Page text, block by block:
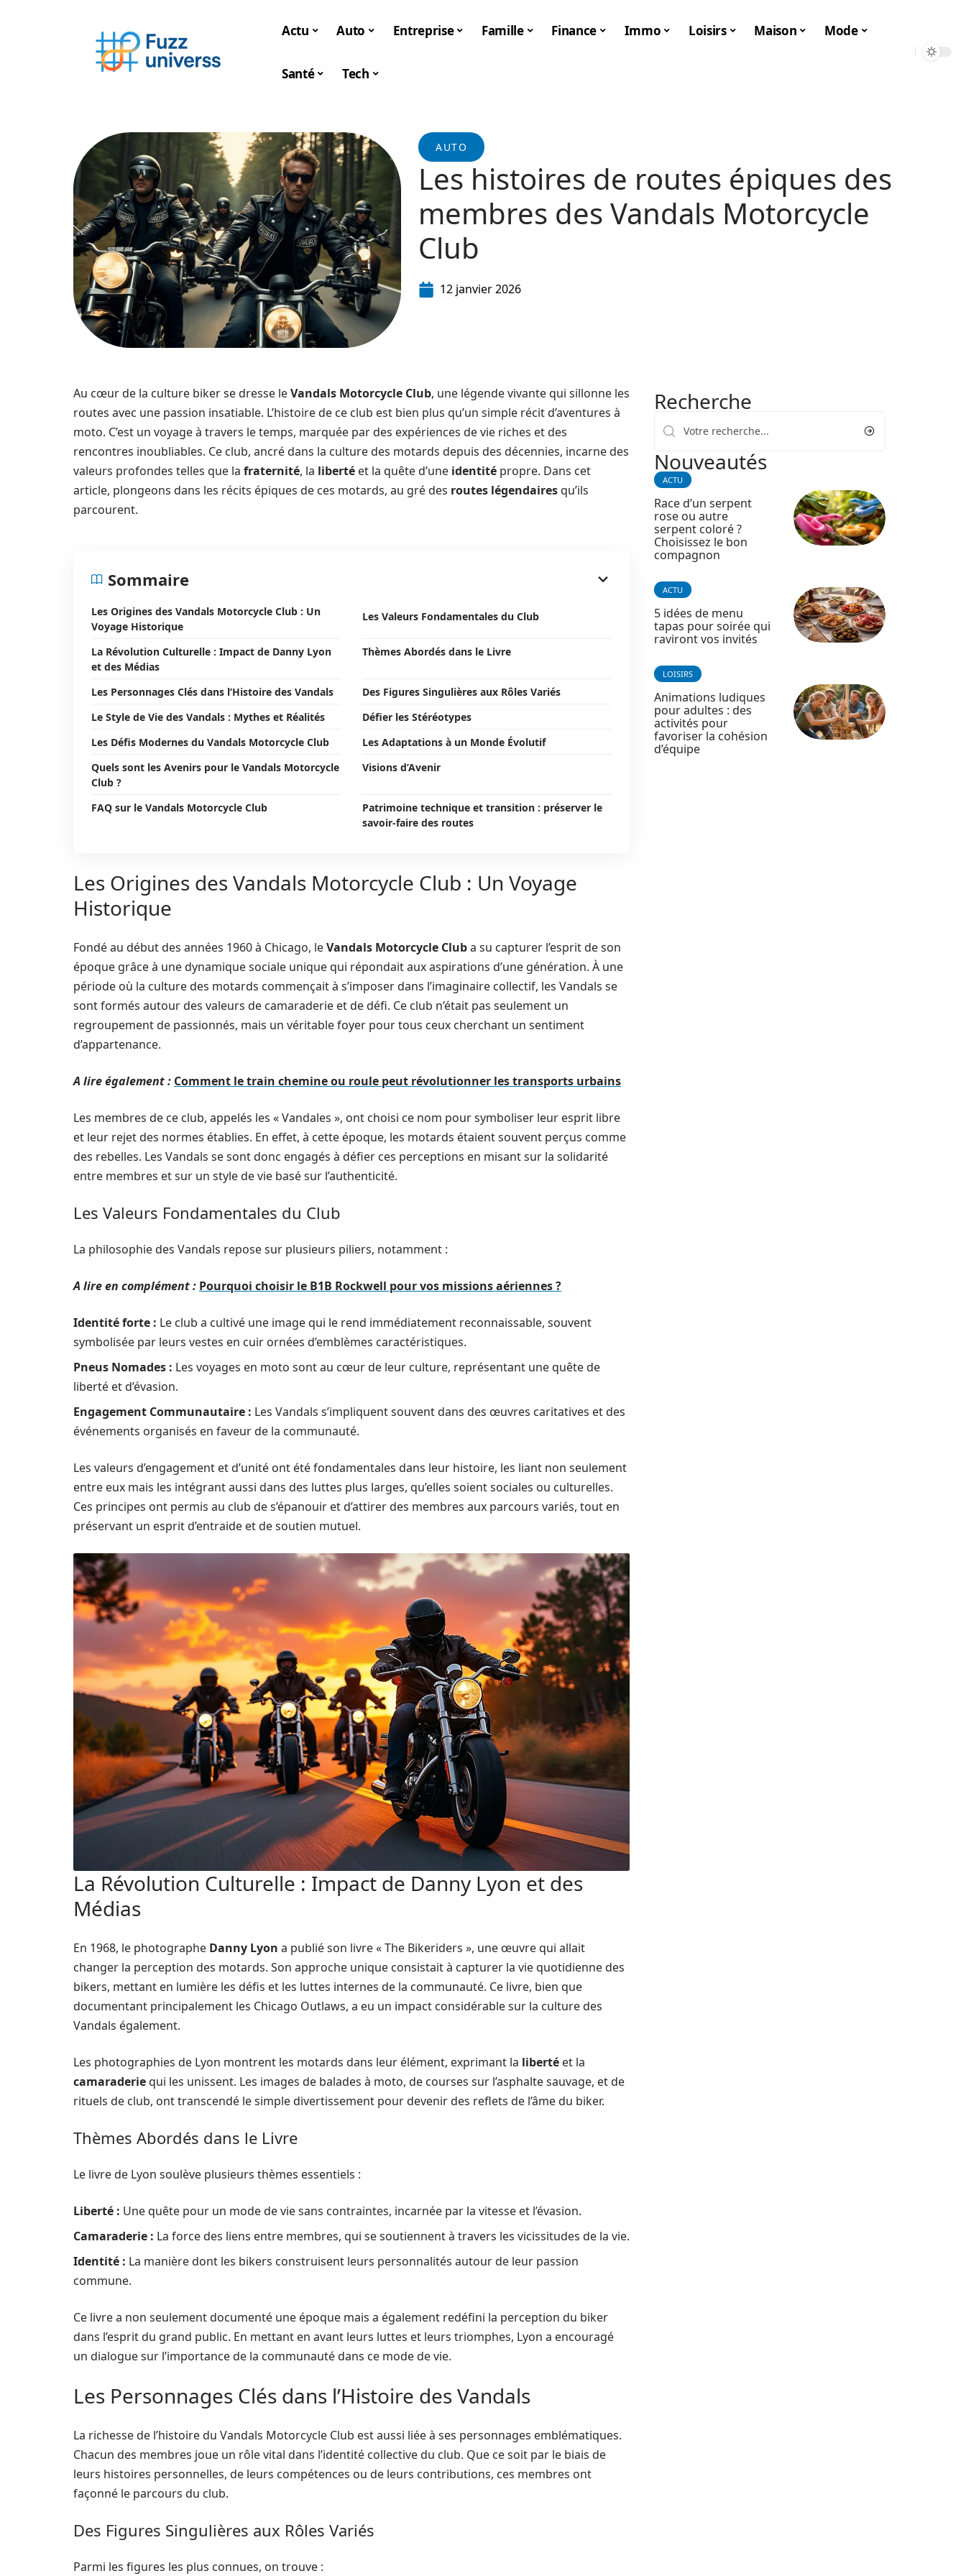
Actu Auto Entreprise Famille Finance Immo Loisirs Maison Mode
Santé Tech
AUTO
Les histoires de routes épiques des
membres des Vandals Motorcycle
Club
12 janvier 2026
Au cœur de la culture biker se dresse leVandals Motorcycle Club, une légende vivante qui sillonne les
routes avec une passion insatiable. L’histoire de ce club est bien plus qu’un simple récit d’aventures à
moto. C’est un voyage à travers le temps, marquée par des expériences de vie riches et des
rencontres inoubliables. Ce club, ancré dans la culture des motards depuis des décennies, incarne des
valeurs profondes telles que la fraternité, la liberté et la quête d’une identité propre. Dans cet
article, plongeons dans les récits épiques de ces motards, au gré des routes légendairesqu’ils
parcourent.
Sommaire
Les Origines des Vandals Motorcycle Club : Un
Voyage Historique
Les Valeurs Fondamentales du Club
La Révolution Culturelle : Impact de Danny Lyon
et des Médias
Thèmes Abordés dans le Livre
Les Personnages Clés dans l’Histoire des Vandals
Des Figures Singulières aux Rôles Variés
Le Style de Vie des Vandals : Mythes et Réalités
Défier les Stéréotypes
Les Défis Modernes du Vandals Motorcycle Club
Les Adaptations à un Monde Évolutif
Quels sont les Avenirs pour le Vandals Motorcycle
Club ?
Visions d’Avenir
FAQ sur le Vandals Motorcycle Club
Patrimoine technique et transition : préserver le
savoir-faire des routes
Les Origines des Vandals Motorcycle Club : Un Voyage
Historique
Fondé au début des années 1960 à Chicago, leVandals Motorcycle Cluba su capturer l’esprit de son
époque grâce à une dynamique sociale unique qui répondait aux aspirations d’une génération. À une
période où la culture des motards commençait à s’imposer dans l’imaginaire collectif, les Vandals se
sont formés autour des valeurs de camaraderie et de défi. Ce club n’était pas seulement un
regroupement de passionnés, mais un véritable foyer pour tous ceux cherchant un sentiment
d’appartenance.
A lire également : Comment le train chemine ou roule peut révolutionner les transports urbains
Les membres de ce club, appelés les « Vandales », ont choisi ce nom pour symboliser leur esprit libre
et leur rejet des normes établies. En effet, à cette époque, les motards étaient souvent perçus comme
des rebelles. Les Vandals se sont donc engagés à défier ces perceptions en misant sur la solidarité
entre membres et sur un style de vie basé sur l’authenticité.
Les Valeurs Fondamentales du Club
La philosophie des Vandals repose sur plusieurs piliers, notamment :
A lire en complément : Pourquoi choisir le B1B Rockwell pour vos missions aériennes ?
Identité forte : Le club a cultivé une image qui le rend immédiatement reconnaissable, souvent
symbolisée par leurs vestes en cuir ornées d’emblèmes caractéristiques.
Pneus Nomades : Les voyages en moto sont au cœur de leur culture, représentant une quête de
liberté et d’évasion.
Engagement Communautaire : Les Vandals s’impliquent souvent dans des œuvres caritatives et des
événements organisés en faveur de la communauté.
Les valeurs d’engagement et d’unité ont été fondamentales dans leur histoire, les liant non seulement
entre eux mais les intégrant aussi dans des luttes plus larges, qu’elles soient sociales ou culturelles.
Ces principes ont permis au club de s’épanouir et d’attirer des membres aux parcours variés, tout en
préservant un esprit d’entraide et de soutien mutuel.
La Révolution Culturelle : Impact de Danny Lyon et des
Médias
En 1968, le photographe Danny Lyon a publié son livre « The Bikeriders », une œuvre qui allait
changer la perception des motards. Son approche unique consistait à capturer la vie quotidienne des
bikers, mettant en lumière les défis et les luttes internes de la communauté. Ce livre, bien que
documentant principalement les Chicago Outlaws, a eu un impact considérable sur la culture des
Vandals également.
Les photographies de Lyon montrent les motards dans leur élément, exprimant la liberté et la
camaraderiequi les unissent. Les images de balades à moto, de courses sur l’asphalte sauvage, et de
rituels de club, ont transcendé le simple divertissement pour devenir des reflets de l’âme du biker.
Thèmes Abordés dans le Livre
Le livre de Lyon soulève plusieurs thèmes essentiels :
Liberté : Une quête pour un mode de vie sans contraintes, incarnée par la vitesse et l’évasion.
Camaraderie : La force des liens entre membres, qui se soutiennent à travers les vicissitudes de la vie.
Identité : La manière dont les bikers construisent leurs personnalités autour de leur passion
commune.
Ce livre a non seulement documenté une époque mais a également redéfini la perception du biker
dans l’esprit du grand public. En mettant en avant leurs luttes et leurs triomphes, Lyon a encouragé
un dialogue sur l’importance de la communauté dans ce mode de vie.
Les Personnages Clés dans l’Histoire des Vandals
La richesse de l’histoire du Vandals Motorcycle Club est aussi liée à ses personnages emblématiques.
Chacun des membres joue un rôle vital dans l’identité collective du club. Que ce soit par le biais de
leurs histoires personnelles, de leurs compétences ou de leurs contributions, ces membres ont
façonné le parcours du club.
Des Figures Singulières aux Rôles Variés
Parmi les figures les plus connues, on trouve :
Recherche
Nouveautés
ACTU
Race d’un serpent
rose ou autre
serpent coloré ?
Choisissez le bon
compagnon
ACTU
5 idées de menu
tapas pour soirée qui
raviront vos invités
LOISIRS
Animations ludiques
pour adultes : des
activités pour
favoriser la cohésion
d’équipe